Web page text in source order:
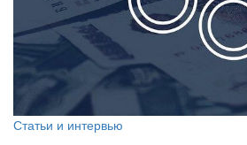
Статьи и интервью